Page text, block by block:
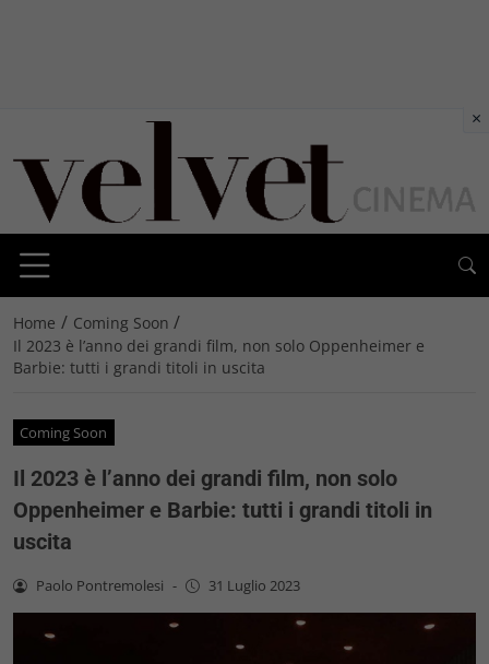
Home / Coming Soon /
Il 2023 è l’anno dei grandi film, non solo Oppenheimer e
Barbie: tutti i grandi titoli in uscita
Coming Soon
Il 2023 è l’anno dei grandi film, non solo
Oppenheimer e Barbie: tutti i grandi titoli in
uscita
Paolo Pontremolesi - 31 Luglio 2023
×